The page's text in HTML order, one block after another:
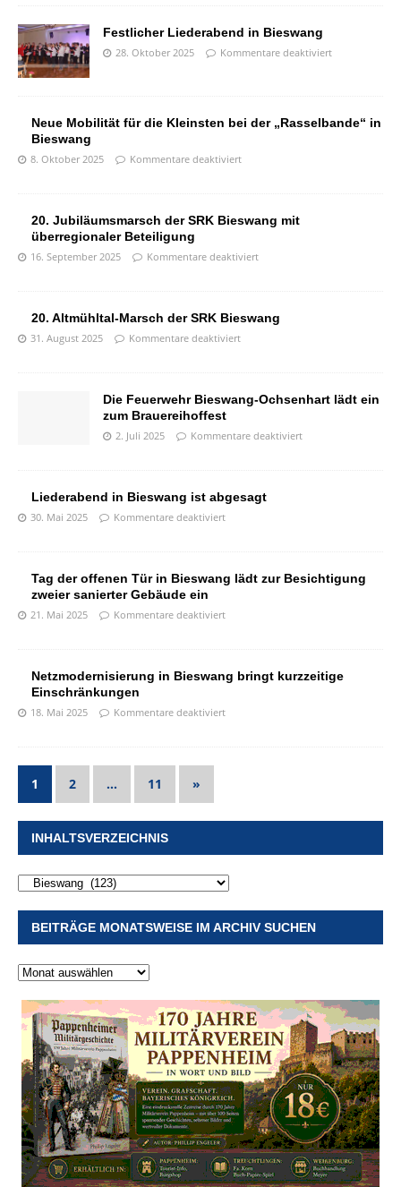
Festlicher Liederabend in Bieswang
28. Oktober 2025 Kommentare deaktiviert
Neue Mobilität für die Kleinsten bei der „Rasselbande“ in
Bieswang
8. Oktober 2025 Kommentare deaktiviert
20. Jubiläumsmarsch der SRK Bieswang mit
überregionaler Beteiligung
16. September 2025 Kommentare deaktiviert
20. Altmühltal-Marsch der SRK Bieswang
31. August 2025 Kommentare deaktiviert
Die Feuerwehr Bieswang-Ochsenhart lädt ein
zum Brauereihoffest
2. Juli 2025 Kommentare deaktiviert
Liederabend in Bieswang ist abgesagt
30. Mai 2025 Kommentare deaktiviert
Tag der offenen Tür in Bieswang lädt zur Besichtigung
zweier sanierter Gebäude ein
21. Mai 2025 Kommentare deaktiviert
Netzmodernisierung in Bieswang bringt kurzzeitige
Einschränkungen
18. Mai 2025 Kommentare deaktiviert
1 2 … 11 »
INHALTSVERZEICHNIS
BEITRÄGE MONATSWEISE IM ARCHIV SUCHEN